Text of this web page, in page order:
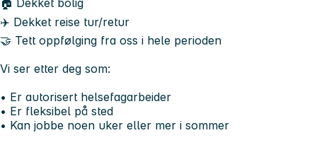
✈️ Dekket reise tur/retur
🤝 Tett oppfølging fra oss i hele perioden
Vi ser etter deg som:
• Er autorisert helsefagarbeider
• Er fleksibel på sted
• Kan jobbe noen uker eller mer i sommer